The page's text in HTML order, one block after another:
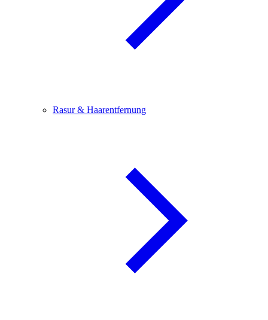
Rasur & Haarentfernung